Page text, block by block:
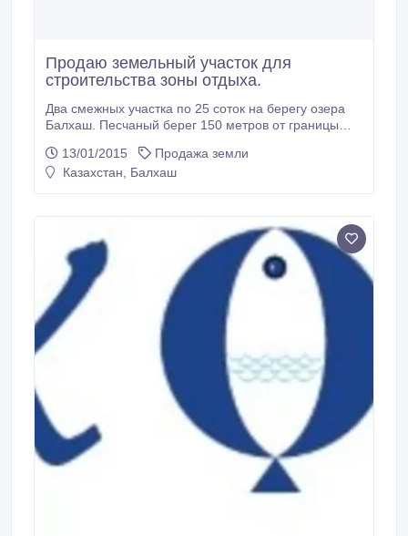
Продаю земельный участок для
строительства зоны отдыха.
Два смежных участка по 25 соток на берегу озера
Балхаш. Песчаный берег 150 метров от границы
отдыха.Участок расположен в с.Тарангалык.
Размеры участков 50*50 метров, общие размеры
13/01/2015
Продажа земли
Казахстан, Балхаш